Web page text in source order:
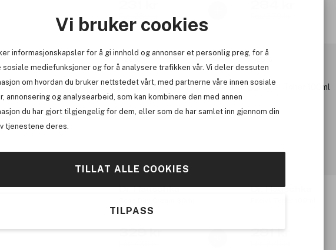
Vi bruker cookies
informasjonskapsler for å gi innhold og annonser et personlig preg, for å
sosiale mediefunksjoner og for å analysere trafikken vår. Vi deler dessuten
om hvordan du bruker nettstedet vårt, med partnerne våre innen sosiale
annonsering og analysearbeid, som kan kombinere den med annen
du har gjort tilgjengelig for dem, eller som de har samlet inn gjennom din
tjenestene deres.
TILLAT ALLE COOKIES
TILPASS
Dr. Hauschka
329 kr
Dr. Hauschka
291 kr